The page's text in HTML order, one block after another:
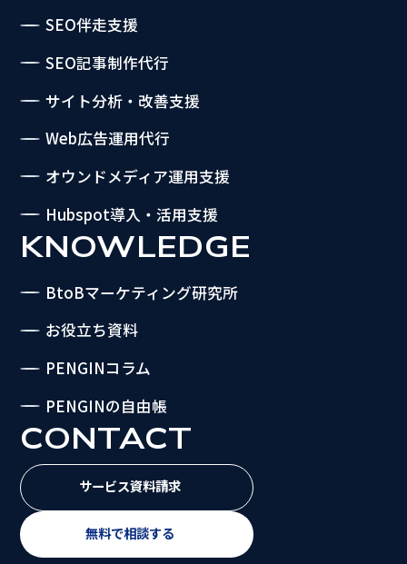
SEO伴走支援
SEO記事制作代行
サイト分析・改善支援
Web広告運用代行
オウンドメディア運用支援
Hubspot導入・活用支援
KNOWLEDGE
BtoBマーケティング研究所
お役立ち資料
PENGINコラム
PENGINの自由帳
CONTACT
サービス資料請求
無料で相談する